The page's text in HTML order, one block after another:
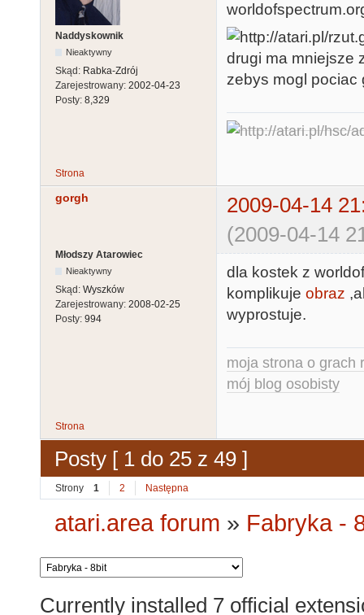
Naddyskownik
Nieaktywny
Skąd: Rabka-Zdrój
Zarejestrowany: 2002-04-23
Posty: 8,329
drugi ma mniejsze
zebys mogl pociac
Strona
gorgh
2009-04-14
(2009-04-14
Młodszy Atarowiec
Nieaktywny
Skąd: Wyszków
Zarejestrowany: 2008-02-25
Posty: 994
dla kostek z
komplikuje obraz
wyprostuje.
moja strona o grach
mój blog osobisty
Strona
Posty [ 1 do 25 z 49 ]
Strony 1 2 Następna
atari.area forum » Fabryka -
Currently installed 7 official